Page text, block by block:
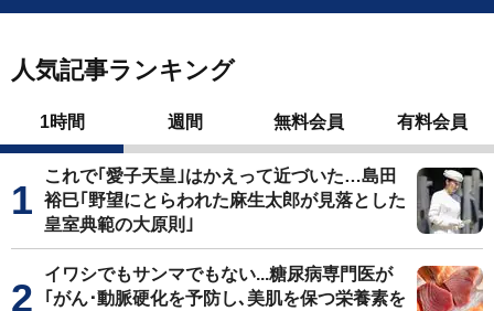
人気記事ランキング
1時間 週間 無料会員 有料会員
これで｢愛子天皇｣はかえって近づいた…島田
裕巳｢野望にとらわれた麻生太郎が見落とした
皇室典範の大原則｣
イワシでもサンマでもない...糖尿病専門医が
｢がん･動脈硬化を予防し､美肌を保つ栄養素を